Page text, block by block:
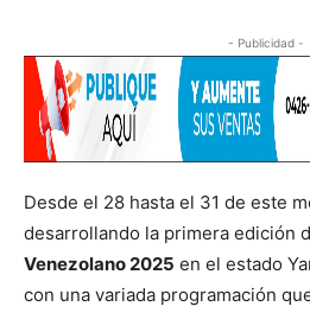
- Publicidad -
Desde el 28 hasta el 31 de este
desarrollando la primera edición
Venezolano 2025 en el estado
con una variada programación